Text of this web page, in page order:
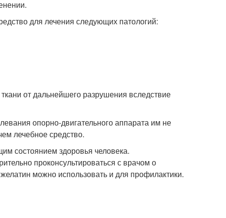
для лечения следующих патологий:
от дальнейшего разрушения вследствие
опорно-двигательного аппарата им не
лечебное средство.
состоянием здоровья человека.
проконсультироваться с врачом о
можно использовать и для профилактики.